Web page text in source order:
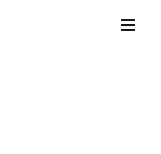
Menü